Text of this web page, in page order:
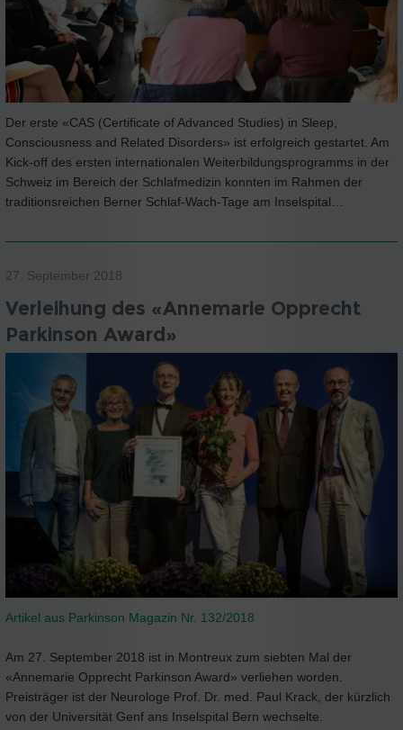
Der erste «CAS (Certificate of Advanced Studies) in Sleep,
Consciousness and Related Disorders» ist erfolgreich gestartet. Am
Kick-off des ersten internationalen Weiterbildungsprogramms in der
Schweiz im Bereich der Schlafmedizin konnten im Rahmen der
traditionsreichen Berner Schlaf-Wach-Tage am Inselspital…
27. September 2018
Verleihung des «Annemarie Opprecht
Parkinson Award»
Artikel aus Parkinson Magazin Nr. 132/2018
Am 27. September 2018 ist in Montreux zum siebten Mal der
«Annemarie Opprecht Parkinson Award» verliehen worden.
Preisträger ist der Neurologe Prof. Dr. med. Paul Krack, der kürzlich
von der Universität Genf ans Inselspital Bern wechselte.